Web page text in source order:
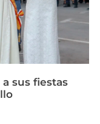
sus fiestas